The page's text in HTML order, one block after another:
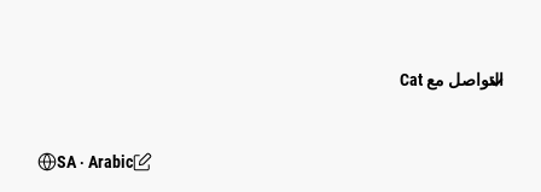
التواصل مع Cat
SA ‧ Arabic